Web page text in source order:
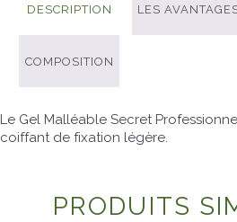
DESCRIPTION LES
COMPOSITION
Le Gel Malléable Secret
coiffant de fixation légère.
PRODUITS